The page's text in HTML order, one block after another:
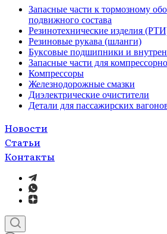
Запасные части к тормозному
подвижного состава
Резинотехнические изделия
Резиновые рукава (шланги)
Буксовые подшипники и
Запасные части для
Компрессоры
Железнодорожные смазки
Диэлектрические очистители
Детали для пассажирских
Новости
Статьи
Контакты